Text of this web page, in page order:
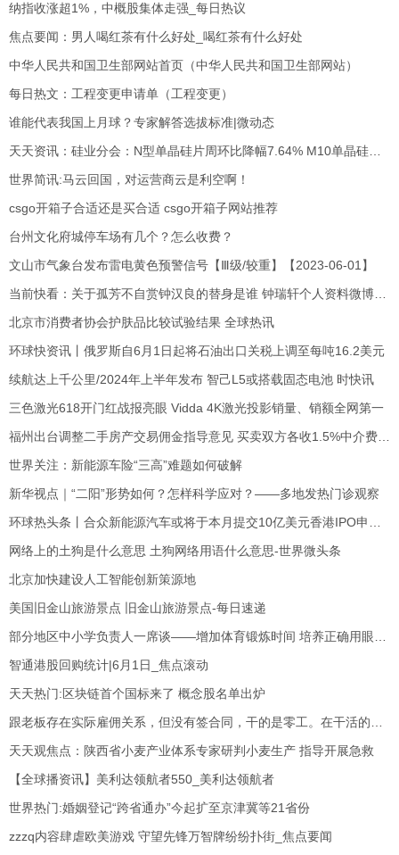
纳指收涨超1%，中概股集体走强_每日热议
焦点要闻：男人喝红茶有什么好处_喝红茶有什么好处
中华人民共和国卫生部网站首页（中华人民共和国卫生部网站）
每日热文：工程变更申请单（工程变更）
谁能代表我国上月球？专家解答选拔标准|微动态
世界简讯:马云回国，对运营商云是利空啊！
csgo开箱子合适还是买合适 csgo开箱子网站推荐
台州文化府城停车场有几个？怎么收费？
文山市气象台发布雷电黄色预警信号【Ⅲ级/较重】【2023-06-01】
北京市消费者协会护肤品比较试验结果 全球热讯
环球快资讯丨俄罗斯自6月1日起将石油出口关税上调至每吨16.2美元
续航达上千公里/2024年上半年发布 智己L5或搭载固态电池 时快讯
三色激光618开门红战报亮眼 Vidda 4K激光投影销量、销额全网第一
世界关注：新能源车险“三高”难题如何破解
新华视点｜“二阳”形势如何？怎样科学应对？——多地发热门诊观察
网络上的土狗是什么意思 土狗网络用语什么意思-世界微头条
北京加快建设人工智能创新策源地
美国旧金山旅游景点 旧金山旅游景点-每日速递
智通港股回购统计|6月1日_焦点滚动
天天热门:区块链首个国标来了 概念股名单出炉
天天观焦点：陕西省小麦产业体系专家研判小麦生产 指导开展急救
【全球播资讯】美利达领航者550_美利达领航者
世界热门:婚姻登记“跨省通办”今起扩至京津冀等21省份
zzzq内容肆虐欧美游戏 守望先锋万智牌纷纷扑街_焦点要闻